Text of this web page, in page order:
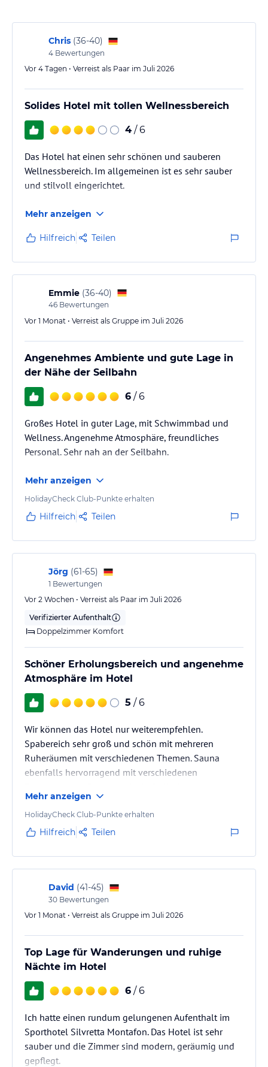
können Sie auf einem der kostenlosen Parkplätze parken.
Hinweis: Allgemeine und unverbindliche
ohne Gewähr und ohne Prüfung durch HolidayCheck. Bitte
lies vor der Buchung die verbindlichen Angebotsdetailsdes
Chris (36-40)
4 Bewertungen
Vor 4 Tagen • Verreist als Paar im Juli 2026
Solides Hotel mit tollen Wellnessbereich
4 / 6
Das Hotel hat einen sehr schönen und sauberen
Wellnessbereich. Im allgemeinen ist es sehr sauber
und stilvoll eingerichtet.
Mehr anzeigen
Hilfreich Teilen
Emmie (36-40)
46 Bewertungen
Vor 1 Monat • Verreist als Gruppe im Juli 2026
Angenehmes Ambiente und gute Lage in
der Nähe der Seilbahn
6 / 6
Großes Hotel in guter Lage, mit Schwimmbad und
Wellness. Angenehme Atmosphäre, freundliches
Personal. Sehr nah an der Seilbahn.
Mehr anzeigen
HolidayCheck Club-Punkte erhalten
Hilfreich Teilen
Jörg (61-65)
1 Bewertungen
Vor 2 Wochen • Verreist als Paar im Juli 2026
Verifizierter Aufenthalt
Doppelzimmer Komfort
Schöner Erholungsbereich und angenehme
Atmosphäre im Hotel
5 / 6
Wir können das Hotel nur weiterempfehlen.
Spabereich sehr groß und schön mit mehreren
Ruheräumen mit verschiedenen Themen. Sauna
ebenfalls hervorragend mit verschiedenen
fehlt an nichts.
Abendessen von hervorragender Qualität. Alles in
allem, wir würden wieder kommen.
Mehr anzeigen
HolidayCheck Club-Punkte erhalten
Hilfreich Teilen
David (41-45)
30 Bewertungen
Vor 1 Monat • Verreist als Gruppe im Juli 2026
Top Lage für Wanderungen und ruhige
Nächte im Hotel
6 / 6
Ich hatte einen rundum gelungenen Aufenthalt im
Sporthotel Silvretta Montafon. Das Hotel ist sehr
sauber und die Zimmer sind modern, geräumig und
gepflegt.